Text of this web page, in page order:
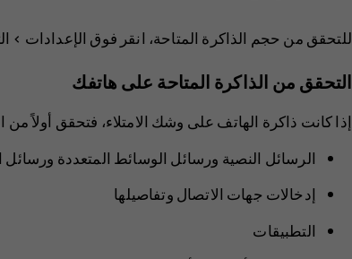
للتحقق من حجم الذاكرة المتاحة، انقر فوق الإعدادات >
التحقق من الذاكرة المتاحة على هاتفك
إذا كانت ذاكرة الهاتف على وشك الامتلاء، فتحقق أولاً من
الرسائل النصية ورسائل الوسائط المتعددة ورسائل
إدخالات جهات الاتصال وتفاصيلها
التطبيقات